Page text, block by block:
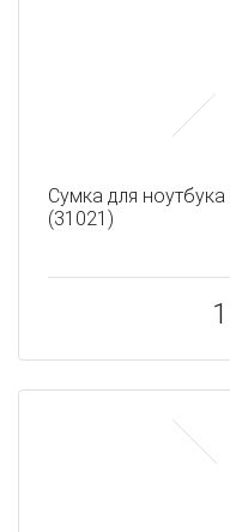
Сумка для
(31021)